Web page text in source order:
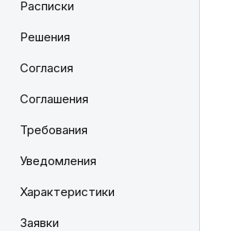
Расписки
Решения
Согласия
Соглашения
Требования
Уведомления
Характеристики
Заявки